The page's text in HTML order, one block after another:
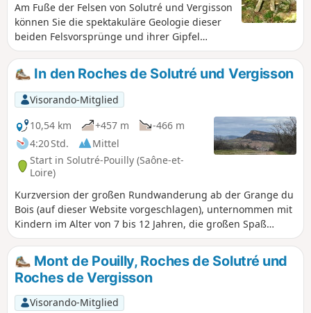
Am Fuße der Felsen von Solutré und Vergisson
können Sie die spektakuläre Geologie dieser
beiden Felsvorsprünge und ihrer Gipfel
bewundern. Sie genießen einen herrlichen
Panoramablick auf das Beaujolais, das Saône-
Tal und das Val Lamartine.Auf dieser langen
Wanderung folgen Sie demFernwanderweg
GR®®76durch den kühlen Wald Bois des
Bruyères.Auf dem Rückweg können Sie von
der Grange du Bois und dem Gipfel des Mont
de Pouilly aus Chasselas, Mâcon, das Saône-
Tal und sogar die Alpen bewundern.
In den Roches de Solutré und Vergisson
Visorando-Mitglied
10,54 km
+457 m
-466 m
4:20 Std.
Mittel
Start in Solutré-Pouilly (Saône-et-
Loire)
Kurzversion der großen Rundwanderung ab der Grange du
Bois (auf dieser Website vorgeschlagen), unternommen mit
Kindern im Alter von 7 bis 12 Jahren, die großen Spaß
daran hatten!
Mont de Pouilly, Roches de Solutré und
Roches de Vergisson
Visorando-Mitglied